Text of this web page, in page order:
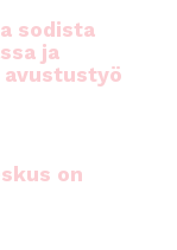
sodista
ja
avustustyö
on